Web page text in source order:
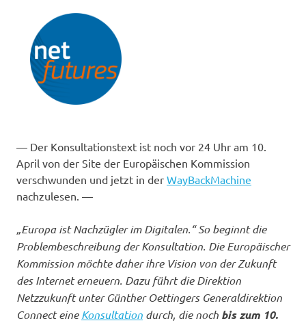
— Der Konsultationstext ist noch vor 24 Uhr am 10.
April von der Site der Europäischen Kommission
verschwunden und jetzt in der WayBackMachine
nachzulesen. —
„Europa ist Nachzügler im Digitalen.“ So beginnt die
Problembeschreibung der Konsultation. Die Europäischer
Kommission möchte daher ihre Vision von der Zukunft
des Internet erneuern. Dazu führt die Direktion
Netzzukunft unter Günther Oettingers Generaldirektion
Connect eineKonsultation durch, die noch bis zum 10.